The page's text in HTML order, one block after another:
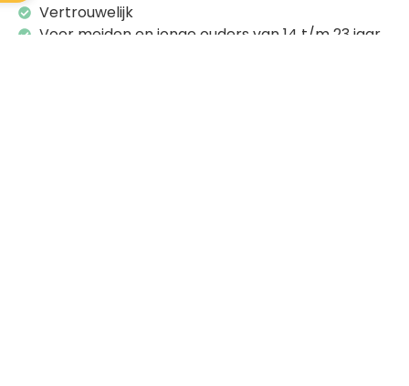
Vertrouwelijk
Voor meiden en jonge ouders van 14 t/m 23 jaar